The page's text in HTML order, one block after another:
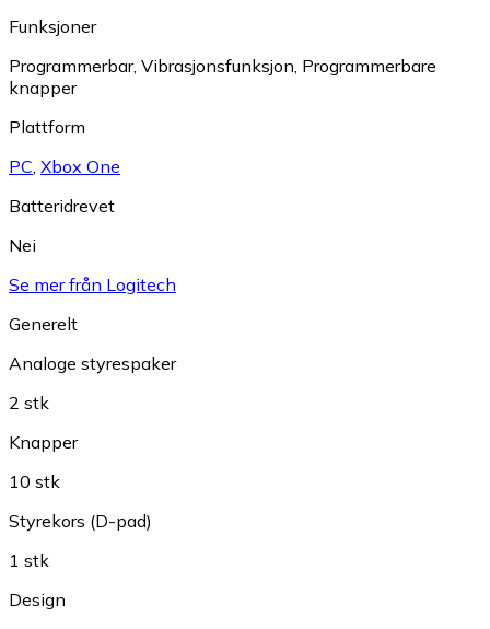
Funksjoner
Programmerbar, Vibrasjonsfunksjon, Programmerbare
knapper
Plattform
PC, Xbox One
Batteridrevet
Nei
Se mer från Logitech
Generelt
Analoge styrespaker
2 stk
Knapper
10 stk
Styrekors (D-pad)
1 stk
Design